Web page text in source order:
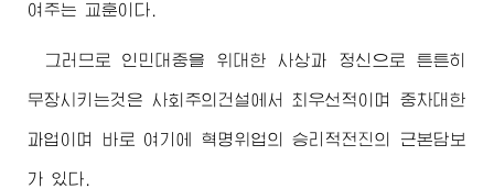
여주는 교훈이다.
그러므로 인민대중을 위대한 사상과 정신으로 튼튼히
무장시키는것은 사회주의건설에서 최우선적이며 중차대한
과업이며 바로 여기에 혁명위업의 승리적전진의 근본담보
가 있다.